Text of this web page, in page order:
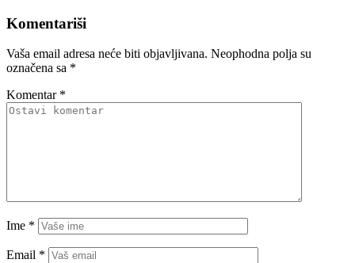
Komentariši
Vaša email adresa neće biti objavljivana. Neophodna polja su
označena sa *
Komentar *
Ime *
Email *